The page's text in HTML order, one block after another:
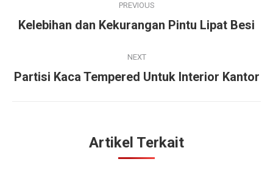
navigation
PREVIOUS
Previous
Kelebihan dan Kekurangan Pintu Lipat Besi
NEXT
Next
Partisi Kaca Tempered Untuk Interior Kantor
Artikel Terkait